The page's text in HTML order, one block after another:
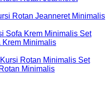
Rotan Jeanneret Minimalis
Set
Krem Minimalis
Set
Minimalis